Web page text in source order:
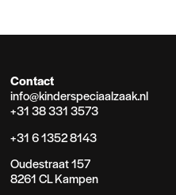
Contact
info@kinderspeciaalzaak.nl
+31 38 331 3573
+31 6 1352 8143
Oudestraat 157
8261 CL Kampen